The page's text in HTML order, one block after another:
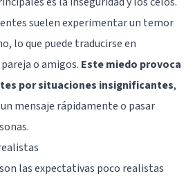
suelen experimentar un temor
lo que puede traducirse en
o amigos. Este miedo provoca
por situaciones insignificantes,
mensaje rápidamente o pasar
las expectativas poco realistas